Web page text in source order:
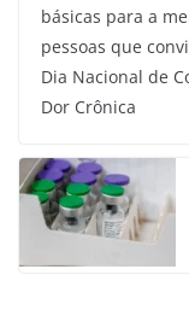
básicas para a
pessoas que
Dia Nacional de
Dor Crônica